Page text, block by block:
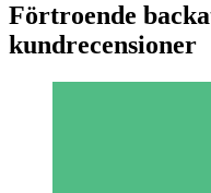
Förtroende
kundrecensioner